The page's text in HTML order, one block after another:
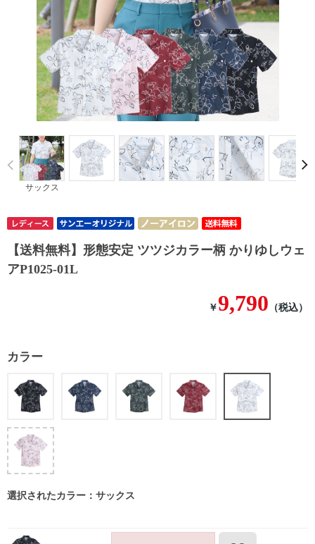
サックス
Prev
【送料無料】形態安定 ツツジカラー柄 かりゆしウェ
アP1025-01L
￥9,790 （税込）
カラー
選択されたカラー：サックス